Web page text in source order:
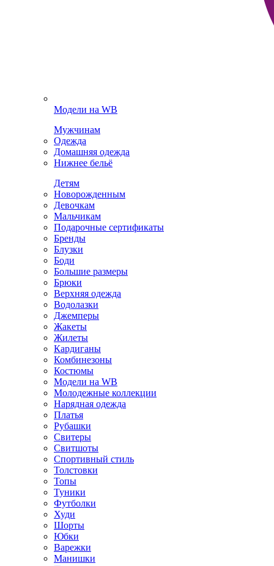
Модели на WB
Мужчинам
Одежда
Домашняя одежда
Нижнее бельё
Детям
Новорожденным
Девочкам
Мальчикам
Подарочные сертификаты
Бренды
Блузки
Боди
Большие размеры
Брюки
Верхняя одежда
Водолазки
Джемперы
Жакеты
Жилеты
Кардиганы
Комбинезоны
Костюмы
Модели на WB
Молодежные коллекции
Нарядная одежда
Платья
Рубашки
Свитеры
Свитшоты
Спортивный стиль
Толстовки
Топы
Туники
Футболки
Худи
Шорты
Юбки
Варежки
Манишки